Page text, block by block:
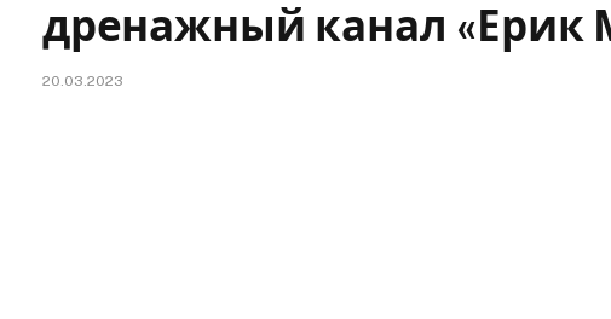
дренажный канал «Ерик
20.03.2023